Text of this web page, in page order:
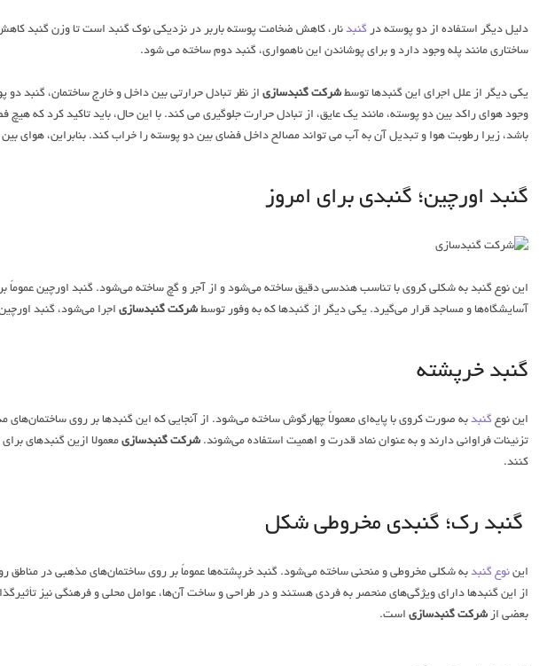
دلیل دیگر استفاده از دو پوسته در گنبد نار، کاهش ضخامت پوسته باربر در نزدیکی نوک گنبد است تا وزن گنبد
ساختاری مانند پله وجود دارد و برای پوشاندن این ناهمواری، گنبد دوم ساخته می شود.
یکی دیگر از علل اجرای این گنبدها توسط شرکت گنبدسازی از نظر تبادل حرارتی بین داخل و خارج ساختمان، گنبد دو
وجود هوای راکد بین دو پوسته، مانند یک عایق، از تبادل حرارت جلوگیری می کند. با این حال، باید تاکید کرد که
باشد، زیرا رطوبت هوا و تبدیل آن به آب می تواند مصالح داخل فضای بین دو پوسته را خراب کند. بنابراین، هوای
گنبد اورچین؛ گنبدی برای امروز
این نوع گنبد به شکلی کروی با تناسب هندسی دقیق ساخته می‌شود و از آجر و گچ ساخته می‌شود. گنبد اورچین عموماً
آسایشگاه‌ها و مساجد قرار می‌گیرد. یکی دیگر از گنبدها که به وفور توسط شرکت گنبدسازی اجرا می‌شود، گنبد
گنبد خرپشته
این نوع گنبد به صورت کروی با پایه‌ای معمولاً چهارگوش ساخته می‌شود. از آنجایی که این گنبدها بر روی ساختمان‌های
تزئینات فراوانی دارند و به عنوان نماد قدرت و اهمیت استفاده می‌شوند. شرکت گنبدسازی معمولا ازین گنبدهای برای
کنند.
گنبد رک؛ گنبدی مخروطی شکل
این نوع گنبد به شکلی مخروطی و منحنی ساخته می‌شود. گنبد خرپشته‌ها عموماً بر روی ساختمان‌های مذهبی در مناطق
از این گنبدها دارای ویژگی‌های منحصر به فردی هستند و در طراحی و ساخت آن‌ها، عوامل محلی و فرهنگی نیز
بعضی از شرکت گنبدسازی است.